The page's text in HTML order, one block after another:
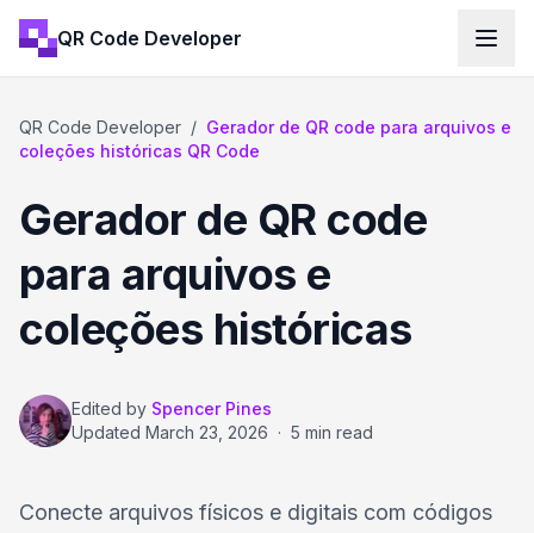
QR Code Developer
QR Code Developer / Gerador de QR code para arquivos e
coleções históricas QR Code
Gerador de QR code
para arquivos e
coleções históricas
Edited by Spencer Pines
Updated March 23, 2026 · 5 min read
Conecte arquivos físicos e digitais com códigos